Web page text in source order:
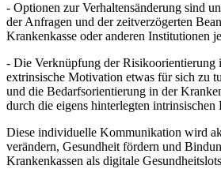
- Optionen zur Verhaltensänderung sind
der Anfragen und der zeitverzögerten
Krankenkasse oder anderen Institutionen
- Die Verknüpfung der Risikoorientierung
extrinsische Motivation etwas für sich zu
und die Bedarfsorientierung in der
durch die eigens hinterlegten intrinsischen
Diese individuelle Kommunikation wird
verändern, Gesundheit fördern und
Krankenkassen als digitale